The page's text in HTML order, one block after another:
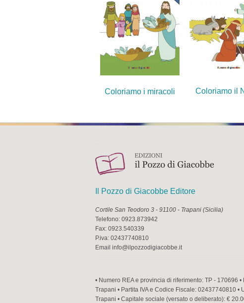
Coloriamo i miracoli Coloriamo il
Il Pozzo di Giacobbe Editore
Cortile San Teodoro 3 - 91100 - Trapani (Sicilia)
Telefono: 0923.873942
Fax: 0923.540339
P.iva: 02437740810
Email info@ilpozzodigiacobbe.it
• Numero REA e provincia di riferimento: TP - 170696
Trapani • Partita IVA e Codice Fiscale: 02437740810
Trapani • Capitale sociale (versato o deliberato): €